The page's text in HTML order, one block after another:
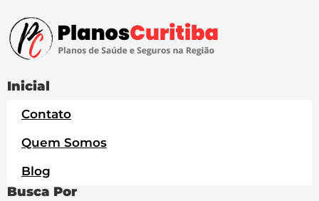
Inicial
Contato
Quem Somos
Blog
Busca Por